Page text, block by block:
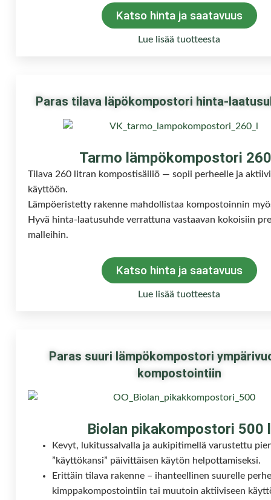
Katso hinta ja saatavuus
Lue lisää tuotteesta
Paras tilava läpökompostori hinta-
Tarmo lämpökompostori
Tilava 260 litran kompostisäiliö — sopii perheelle ja
käyttöön.
Lämpöeristetty rakenne mahdollistaa kompostoinnin
Hyvä hinta-laatusuhde verrattuna vastaavan kokoisiin
malleihin.
Katso hinta ja saatavuus
Lue lisää tuotteesta
Paras suuri lämpökompostori
kompostointiin
Biolan pikakompostori 500 l
Kevyt, lukitussalvalla ja aukipitimellä varustettu
”käyttökansi” päivittäisen käytön helpottamiseksi.
Erittäin tilava rakenne – ihanteellinen suurelle
kimppakompostointiin tai muutoin aktiiviseen